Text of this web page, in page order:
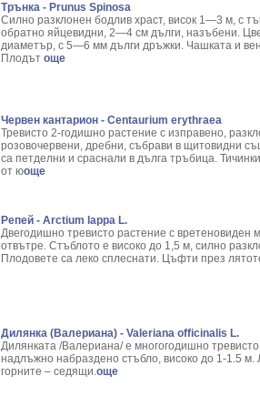
Трънка - Prunus Spinosa
Силно разклонен бодлив храст, висок 1—3 м, с
обратно яйцевидни, 2—4 см дълги, назъбени.
диаметър, с 5—6 мм дълги дръжки. Чашката и
Плодът още
Червен кантарион - Centaurium erythraea
Тревисто 2-годишно растение с изправено,
розовочервени, дребни, събрави в щитовидни
са петделни и сраснали в дълга тръбица.
от юоще
Репей - Arctium lappa L.
Двегодишно тревисто растение с вретеновиден
отвътре. Стъблото е високо до 1,5 м, силно
Плодовете са леко сплеснати. Цъфти през
Дилянка (Валериана) - Valeriana officinalis L.
Дилянката /Валериана/ е многогодишно
надлъжно набраздено стъбло, високо до 1-1.5 м.
горните – седящи.още